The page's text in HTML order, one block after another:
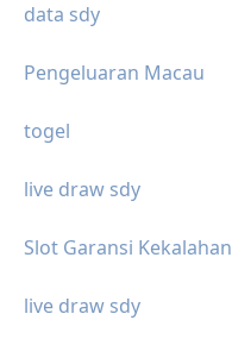
data sdy
Pengeluaran Macau
togel
live draw sdy
Slot Garansi Kekalahan
live draw sdy